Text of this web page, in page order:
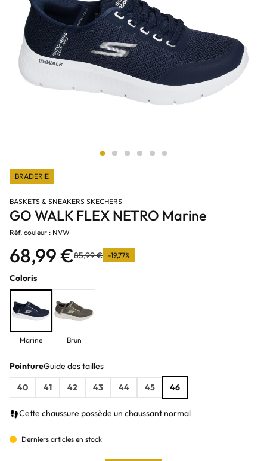
BRADERIE
BASKETS & SNEAKERS SKECHERS
GO WALK FLEX NETRO Marine
Réf. couleur : NVW
68,99 €85,99 € -19,77%
Coloris
Marine Brun
PointureGuide des tailles
40
41 42 43 44 45 46
Cette chaussure possède un chaussant normal
Derniers articles en stock